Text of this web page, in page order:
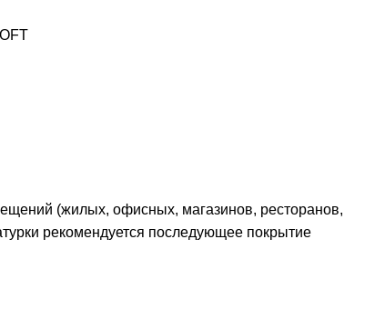
(жилых, офисных, магазинов, ресторанов,
рекомендуется последующее покрытие